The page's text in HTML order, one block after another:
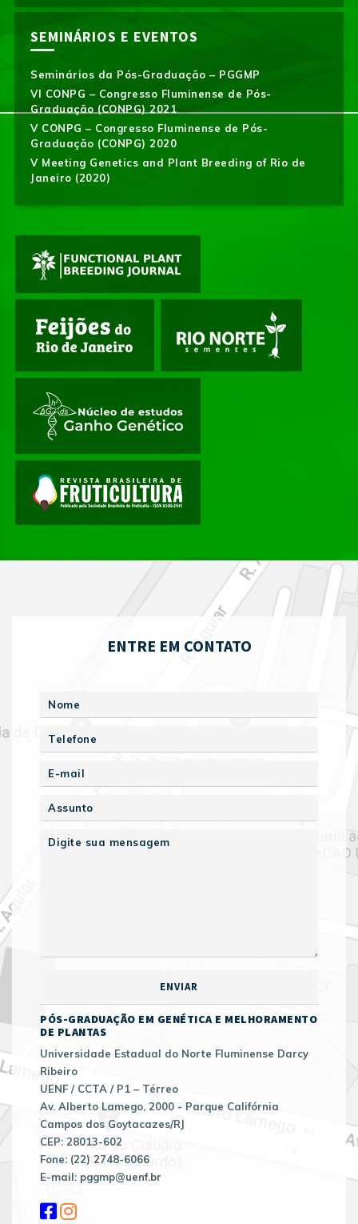
SEMINÁRIOS E EVENTOS
Seminários da Pós-Graduação – PGGMP
VI CONPG – Congresso Fluminense de Pós-
Graduação (CONPG) 2021
V CONPG – Congresso Fluminense de Pós-
Graduação (CONPG) 2020
V Meeting Genetics and Plant Breeding of Rio de
Janeiro (2020)
ENTRE EM CONTATO
PÓS-GRADUAÇÃO EM GENÉTICA E MELHORAMENTO
DE PLANTAS
Universidade Estadual do Norte Fluminense Darcy
Ribeiro
UENF / CCTA / P1 – Térreo
Av. Alberto Lamego, 2000 - Parque Califórnia
Campos dos Goytacazes/RJ
CEP: 28013-602
Fone: (22) 2748-6066
E-mail: pggmp@uenf.br